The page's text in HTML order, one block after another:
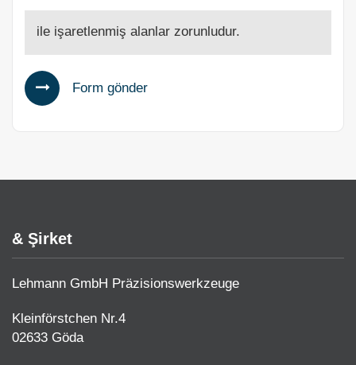
ile işaretlenmiş alanlar zorunludur.
Form gönder
& Şirket
Lehmann GmbH Präzisionswerkzeuge
Kleinförstchen Nr.4
02633 Göda